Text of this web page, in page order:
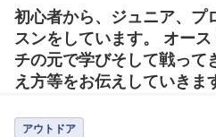
初心者から、ジュニア、プ
スンをしています。 オー
チの元で学びそして戦って
え方等をお伝えしていきま
アウトドア